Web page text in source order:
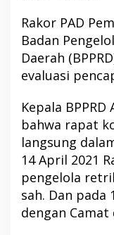
Rakor PAD
Badan
Daerah
evaluasi
Kepala
bahwa rapat
langsung
14 April 2021
pengelola
sah. Dan pada
dengan